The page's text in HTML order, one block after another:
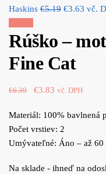
Haskins €5.19 Original
€5.19.
€3.63 vč.
Rúško –
Fine Cat
€6.39
Original
was:
€6.39.
€3.83 Current
is:
€3.83.
vč. DPH
Materiál: 100% bavlnená
Počet vrstiev: 2
Umývateľné: Áno – až 60
Na sklade - ihneď na